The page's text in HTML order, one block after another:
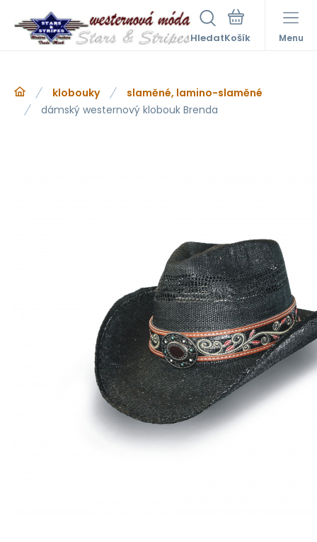
Hledat Menu
klobouky
slaměné, lamino-slaměné
dámský westernový klobouk Brenda